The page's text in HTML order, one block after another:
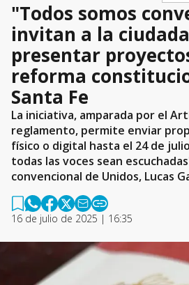
"Todos somos
invitan a la
presentar
reforma
Santa Fe
La iniciativa, amparada por el
reglamento, permite enviar
físico o digital hasta el 24 de
todas las voces sean
convencional de Unidos, Lucas
16 de julio de 2025 | 16:35